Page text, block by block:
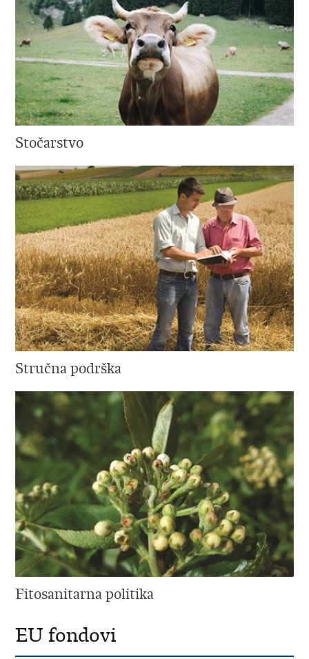
Stočarstvo
Stručna podrška
Fitosanitarna politika
EU fondovi